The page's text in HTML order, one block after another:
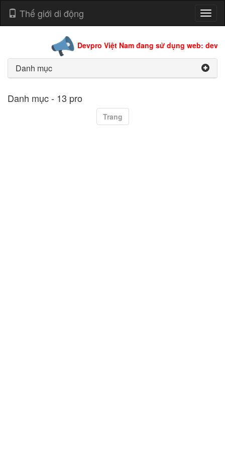
Thế giới di động
Devpro Việt Nam đang sử dụng web:
Danh mục
Danh mục - 13 pro
Trang